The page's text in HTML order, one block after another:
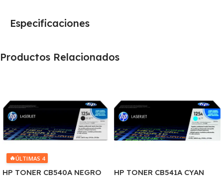
Especificaciones
Productos Relacionados
🔥ÚLTIMAS 4
HP TONER CB540A NEGRO
HP TONER CB541A CYAN